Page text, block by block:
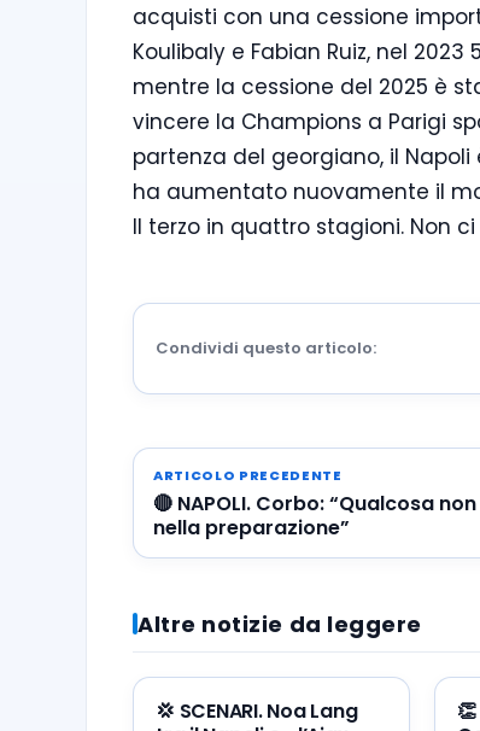
acquisti con una cessione
Koulibaly e Fabian Ruiz, nel 2023
mentre la cessione del 2025 è
vincere la Champions a Parigi
partenza del georgiano, il
ha aumentato nuovamente il
Il terzo in quattro stagioni. Non
Condividi questo articolo:
ARTICOLO PRECEDENTE
🔴 NAPOLI. Corbo: “Qualcosa
nella preparazione”
Altre notizie da leggere
💢 SCENARI. Noa Lang